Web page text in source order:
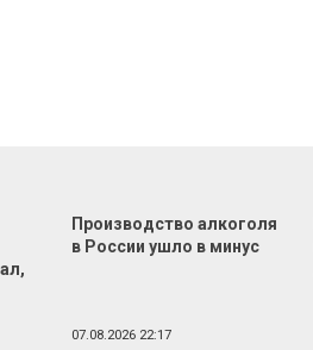
Производство алкоголя
в России ушло в минус
07.08.2026 22:17